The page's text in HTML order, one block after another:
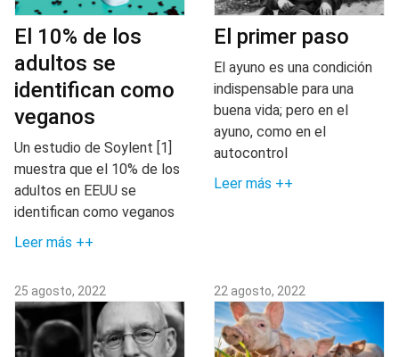
El 10% de los
adultos se
identifican como
veganos
Un estudio de Soylent [1]
muestra que el 10% de los
adultos en EEUU se
identifican como veganos
Leer más ++
El primer paso
El ayuno es una condición
indispensable para una
buena vida; pero en el
ayuno, como en el
autocontrol
Leer más ++
25 agosto, 2022 22 agosto, 2022